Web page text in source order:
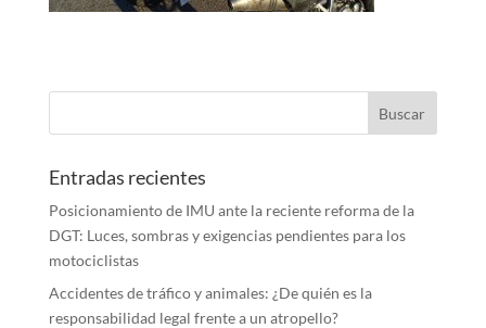
Entradas recientes
Posicionamiento de IMU ante la reciente reforma de la
DGT: Luces, sombras y exigencias pendientes para los
motociclistas
Accidentes de tráfico y animales: ¿De quién es la
responsabilidad legal frente a un atropello?